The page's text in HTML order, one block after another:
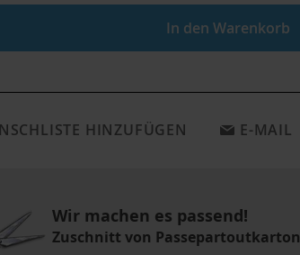
In den Warenkorb
HINZUFÜGEN E-MAIL
Wir machen es passend!
Zuschnitt von